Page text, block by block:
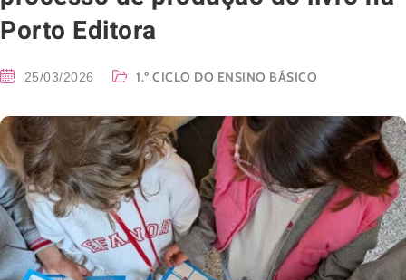
Porto Editora
25/03/2026 1.º CICLO DO ENSINO BÁSICO